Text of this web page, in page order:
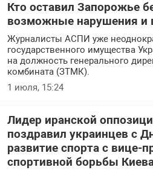
Кто оставил Запорожье
возможные нарушения и
Журналисты АСПИ уже
государственного имущества
на должность генерального
комбината (ЗТМК).
1 июля, 15:24
Лидер иранской
поздравил украинцев с
развитие спорта с вице-
спортивной борьбы